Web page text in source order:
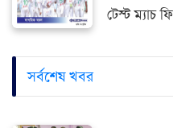
টেস্ট ম্যাচ
সর্বশেষ খবর